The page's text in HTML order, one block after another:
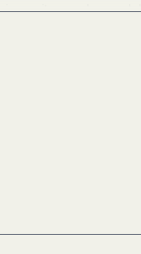
weitergegeben und
Mit der Auswahl
Beeinträchtigungen in